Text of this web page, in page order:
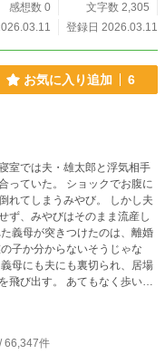
感想数 0
文字数 2,305
登録日 2026.03.11
お気に入り追加 6
室では夫・雄太郎と浮気相手
ョックでお腹に
まうみやび。 しかし夫
ず、みやびはそのまま流産し
義母が突きつけたのは、離婚
てもなく歩いた
ところを助けたのは、偶然に
協力して、我が子を殺した夫
66,347件